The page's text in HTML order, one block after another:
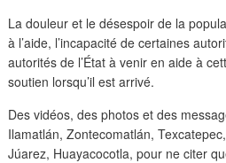
La douleur et le désespoir de la
à l’aide, l’incapacité de certaines
autorités de l’État à venir en aide à
soutien lorsqu’il est arrivé.
Des vidéos, des photos et des
Ilamatlán, Zontecomatlán,
Júarez, Huayacocotla, pour ne citer